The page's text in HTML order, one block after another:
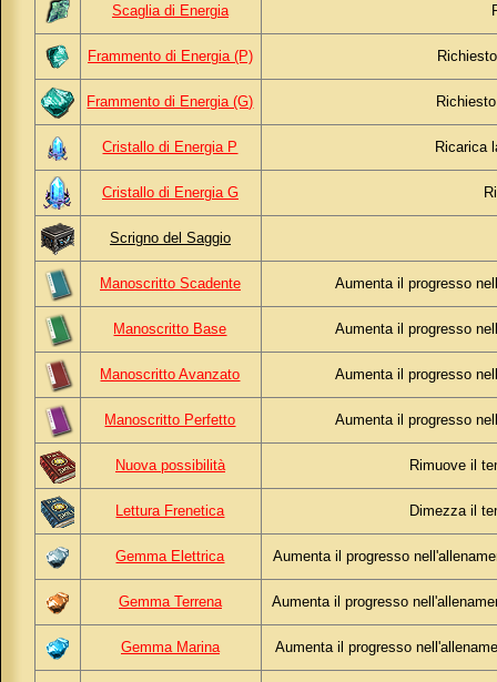
Scaglia di Energia
Frammento di Energia (P)
Frammento di Energia (G)
Cristallo di Energia P Ricarica
Cristallo di Energia G
Scrigno del Saggio
Manoscritto Scadente Aumenta il progresso
Manoscritto Base Aumenta il progresso
Manoscritto Avanzato Aumenta il progresso
Manoscritto Perfetto Aumenta il progresso
Nuova possibilità Rimuove il
Lettura Frenetica Dimezza il
Gemma Elettrica Aumenta il progresso
Gemma Terrena Aumenta il progresso
Gemma Marina Aumenta il progresso